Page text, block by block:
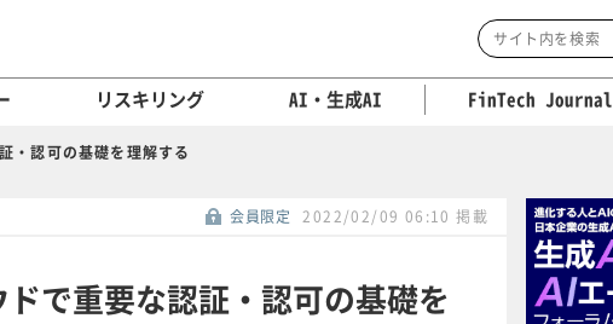
リスキリング AI・生成AI FinTech Journal
・認可の基礎を理解する
会員限定 2022/02/09 06:10 掲載
ドで重要な認証・認可の基礎を